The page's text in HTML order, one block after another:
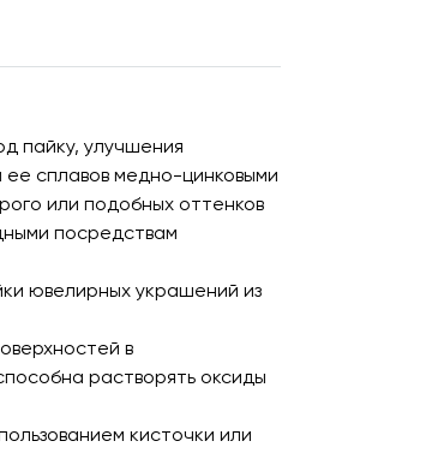
пайку, улучшения
ее сплавов медно-цинковыми
или подобных оттенков
посредствам
ювелирных украшений из
в
растворять оксиды
кисточки или